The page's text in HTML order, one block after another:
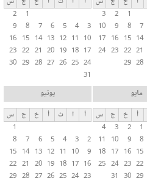
1
2
3
7
8
9
10
14
15
16
17
21
22
23
24
28
29
1
2
3
4
5
6
7
8
9
10
11
12
13
14
15
16
17
18
19
20
21
22
23
24
25
26
27
28
29
30
31
مايو
أ خ ج
س
1
2
3
4
8
9
10
11
15
16
17
18
22
23
24
25
29
30
31
يونيو
أ ا ث أ خ ج
س
1
2
3
4
5
6
7
8
9
10
11
12
13
14
15
16
17
18
19
20
21
22
23
24
25
26
27
28
29